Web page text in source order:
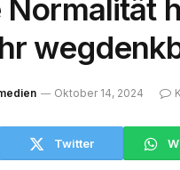
Normalität
Oktober 14, 2024
Twitter